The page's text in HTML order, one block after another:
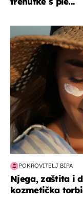
moda & ljepota
POKROVITELJ BIPA
Njega, zaštita i
kozmetička